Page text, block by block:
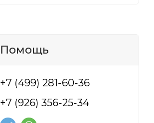
Помощь
+7 (499) 281-60-36
+7 (926) 356-25-34